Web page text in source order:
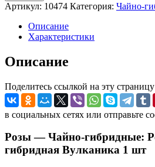
Артикул: 10474 Категория: Чайно-
Описание
Характеристики
Описание
Поделитесь ссылкой на эту страницу
в социальных сетях или отправьте
Розы — Чайно-гибридные:
гибридная Вулканика 1 шт